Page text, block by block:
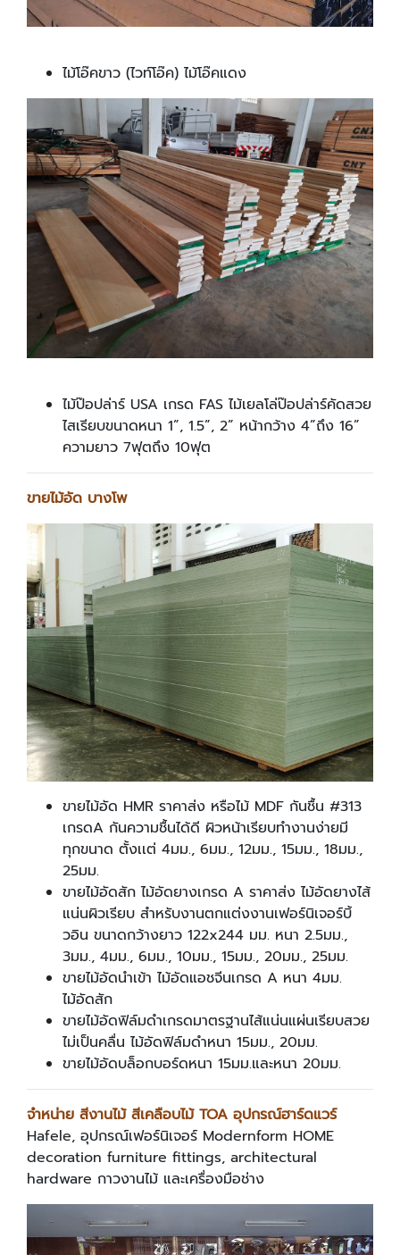
ไม้โอ๊คขาว (ไวท์โอ๊ค) ไม้โอ๊คแดง
ไม้ป๊อปล่าร์ USA เกรด FAS ไม้เยลโล่ป๊อปล่าร์คัดสวย
ไสเรียบขนาดหนา 1”, 1.5”, 2” หน้ากว้าง 4”ถึง 16”
ความยาว 7ฟุตถึง 10ฟุต
ขายไม้อัด บางโพ
ขายไม้อัด HMR ราคาส่ง หรือไม้ MDF กันชื้น #313
เกรดA กันความชื้นได้ดี ผิวหน้าเรียบทำงานง่ายมี
ทุกขนาด ตั้งเเต่ 4มม., 6มม., 12มม., 15มม., 18มม.,
25มม.
ขายไม้อัดสัก ไม้อัดยางเกรด A ราคาส่ง ไม้อัดยางไส้
แน่นผิวเรียบ สำหรับงานตกแต่งงานเฟอร์นิเจอร์บิ้
วอิน ขนาดกว้างยาว 122x244 มม. หนา 2.5มม.,
3มม., 4มม., 6มม., 10มม., 15มม., 20มม., 25มม.
ขายไม้อัดนำเข้า ไม้อัดแอชจีนเกรด A หนา 4มม.
ไม้อัดสัก
ขายไม้อัดฟิล์มดำเกรดมาตรฐานไส้แน่นแผ่นเรียบสวย
ไม่เป็นคลื่น ไม้อัดฟิล์มดำหนา 15มม., 20มม.
ขายไม้อัดบล็อกบอร์ดหนา 15มม.และหนา 20มม.
จำหน่าย สีงานไม้ สีเคลือบไม้ TOA อุปกรณ์ฮาร์ดแวร์
Hafele, อุปกรณ์เฟอร์นิเจอร์ Modernform HOME
decoration furniture fittings, architectural
hardware กาวงานไม้ และเครื่องมือช่าง